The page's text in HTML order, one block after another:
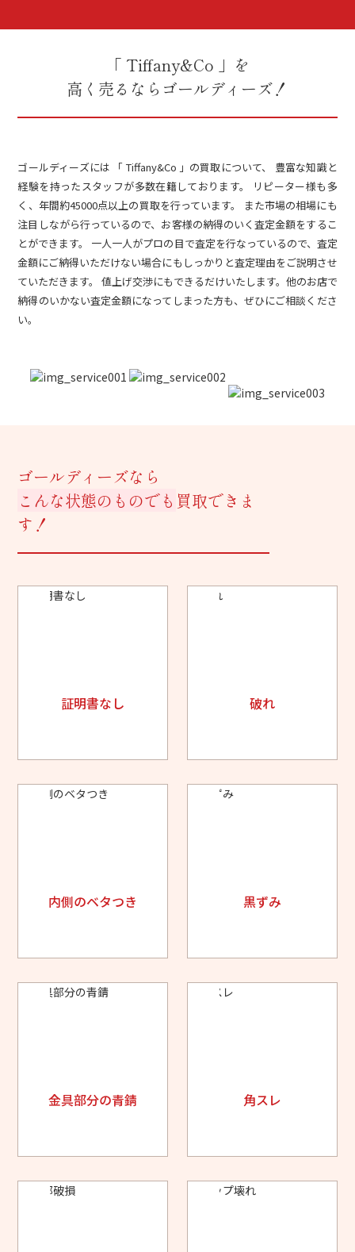
「 Tiffany&Co 」を
高く売るならゴールディーズ！
ゴールディーズには 「 Tiffany&Co 」の買取について、 豊富な知識と
経験を持ったスタッフが多数在籍しております。 リピーター様も多
く、年間約45000点以上の買取を行っています。 また市場の相場にも
注目しながら行っているので、お客様の納得のいく査定金額をするこ
とができます。 一人一人がプロの目で査定を行なっているので、査定
金額にご納得いただけない場合にもしっかりと査定理由をご説明させ
ていただきます。 値上げ交渉にもできるだけいたします。他のお店で
納得のいかない査定金額になってしまった方も、ぜひにご相談くださ
い。
ゴールディーズなら
こんな状態のものでも 買取できま
す！
証明書なし 破れ
内側のベタつき 黒ずみ
金具部分の青錆 角スレ